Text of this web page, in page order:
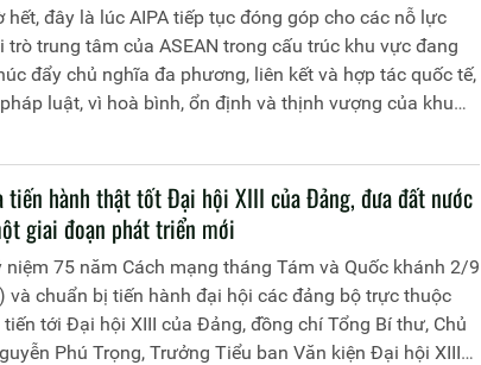
hết, đây là lúc AIPA tiếp tục đóng góp cho các nỗ lực
trò trung tâm của ASEAN trong cấu trúc khu vực đang
đẩy chủ nghĩa đa phương, liên kết và hợp tác quốc tế,
luật, vì hoà bình, ổn định và thịnh vượng của khu
tiến hành thật tốt Đại hội XIII của Đảng, đưa đất nước
giai đoạn phát triển mới
niệm 75 năm Cách mạng tháng Tám và Quốc khánh 2/9
và chuẩn bị tiến hành đại hội các đảng bộ trực thuộc
tới Đại hội XIII của Đảng, đồng chí Tổng Bí thư, Chủ
Phú Trọng, Trưởng Tiểu ban Văn kiện Đại hội XIII